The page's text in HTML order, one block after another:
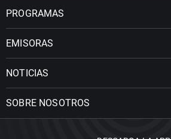
PROGRAMAS
EMISORAS
NOTICIAS
SOBRE NOSOTROS